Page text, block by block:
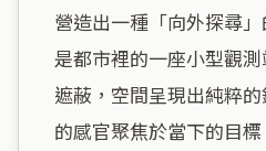
營造出一種「向外探尋
是都市裡的一座小型觀
遮蔽，空間呈現出純粹
的感官聚焦於當下的目